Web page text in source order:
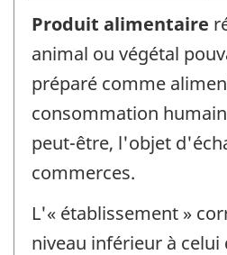
Produit alimentaire
animal ou végétal
préparé comme
consommation
peut-être, l'objet
commerces.
L'« établissement »
niveau inférieur à